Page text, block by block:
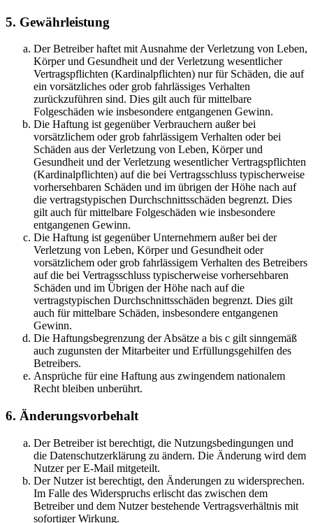
5. Gewährleistung
Der Betreiber haftet mit Ausnahme der Verletzung von Leben,
Körper und Gesundheit und der Verletzung wesentlicher
Vertragspflichten (Kardinalpflichten) nur für Schäden, die auf
ein vorsätzliches oder grob fahrlässiges Verhalten
zurückzuführen sind. Dies gilt auch für mittelbare
Folgeschäden wie insbesondere entgangenen Gewinn.
Die Haftung ist gegenüber Verbrauchern außer bei
vorsätzlichem oder grob fahrlässigem Verhalten oder bei
Schäden aus der Verletzung von Leben, Körper und
Gesundheit und der Verletzung wesentlicher Vertragspflichten
(Kardinalpflichten) auf die bei Vertragsschluss typischerweise
vorhersehbaren Schäden und im übrigen der Höhe nach auf
die vertragstypischen Durchschnittsschäden begrenzt. Dies
gilt auch für mittelbare Folgeschäden wie insbesondere
entgangenen Gewinn.
Die Haftung ist gegenüber Unternehmern außer bei der
Verletzung von Leben, Körper und Gesundheit oder
vorsätzlichem oder grob fahrlässigem Verhalten des Betreibers
auf die bei Vertragsschluss typischerweise vorhersehbaren
Schäden und im Übrigen der Höhe nach auf die
vertragstypischen Durchschnittsschäden begrenzt. Dies gilt
auch für mittelbare Schäden, insbesondere entgangenen
Gewinn.
Die Haftungsbegrenzung der Absätze a bis c gilt sinngemäß
auch zugunsten der Mitarbeiter und Erfüllungsgehilfen des
Betreibers.
Ansprüche für eine Haftung aus zwingendem nationalem
Recht bleiben unberührt.
6. Änderungsvorbehalt
Der Betreiber ist berechtigt, die Nutzungsbedingungen und
die Datenschutzerklärung zu ändern. Die Änderung wird dem
Nutzer per E-Mail mitgeteilt.
Der Nutzer ist berechtigt, den Änderungen zu widersprechen.
Im Falle des Widerspruchs erlischt das zwischen dem
Betreiber und dem Nutzer bestehende Vertragsverhältnis mit
sofortiger Wirkung.